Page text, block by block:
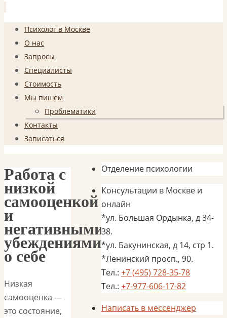
Перейти
содержимому
Психолог в Москве
О нас
Запросы
Специалисты
Стоимость
Мы пишем
Проблематики
Контакты
Записаться
Работа с
низкой
самооценкой
и
негативными
убеждениями
о себе
Низкая
самооценка —
это состояние,
Отделение психологии
Консультации в Москве и
онлайн
*ул. Большая Ордынка, д 34-
38.
*ул. Бакунинская, д 14, стр 1.
*Ленинский просп., 90.
Тел.: +7 (495) 728-35-78
Тел.: +7-977-606-17-82
Написать в мессенджер